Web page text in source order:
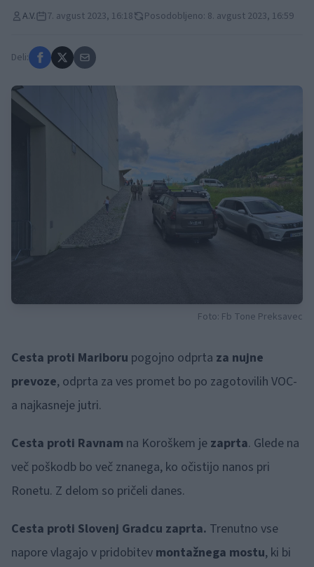
A.V. 7. avgust 2023, 16:18 Posodobljeno: 8. avgust 2023, 16:59
Deli:
Foto: Fb Tone Preksavec
Cesta proti Mariboru pogojno odprta za nujne
prevoze, odprta za ves promet bo po zagotovilih VOC-
a najkasneje jutri.
Cesta proti Ravnam na Koroškem je zaprta. Glede na
več poškodb bo več znanega, ko očistijo nanos pri
Ronetu. Z delom so pričeli danes.
Cesta proti Slovenj Gradcu zaprta. Trenutno vse
napore vlagajo v pridobitev montažnega mostu, ki bi